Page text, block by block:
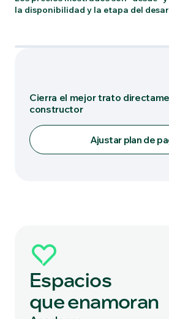
la disponibilidad y la etapa del
Cierra el mejor trato
constructor
Ajustar plan de
Espacios
que enamoran